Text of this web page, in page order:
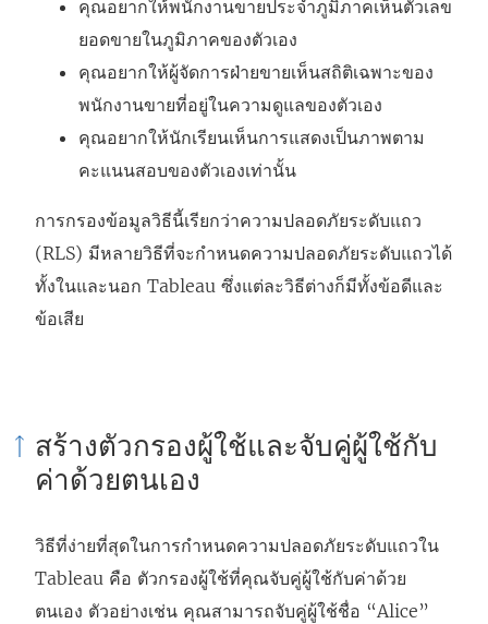
คุณอยากให้พนักงานขายประจำภูมิภาคเห็นตัวเลข
ยอดขายในภูมิภาคของตัวเอง
คุณอยากให้ผู้จัดการฝ่ายขายเห็นสถิติเฉพาะของ
พนักงานขายที่อยู่ในความดูแลของตัวเอง
คุณอยากให้นักเรียนเห็นการแสดงเป็นภาพตาม
คะแนนสอบของตัวเองเท่านั้น
การกรองข้อมูลวิธีนี้เรียกว่าความปลอดภัยระดับแถว
(RLS) มีหลายวิธีที่จะกำหนดความปลอดภัยระดับแถวได้
ทั้งในและนอก Tableau ซึ่งแต่ละวิธีต่างก็มีทั้งข้อดีและ
ข้อเสีย
สร้างตัวกรองผู้ใช้และจับคู่ผู้ใช้กับ
ค่าด้วยตนเอง
วิธีที่ง่ายที่สุดในการกำหนดความปลอดภัยระดับแถวใน
Tableau คือ ตัวกรองผู้ใช้ที่คุณจับคู่ผู้ใช้กับค่าด้วย
ตนเอง ตัวอย่างเช่น คุณสามารถจับคู่ผู้ใช้ชื่อ “Alice”